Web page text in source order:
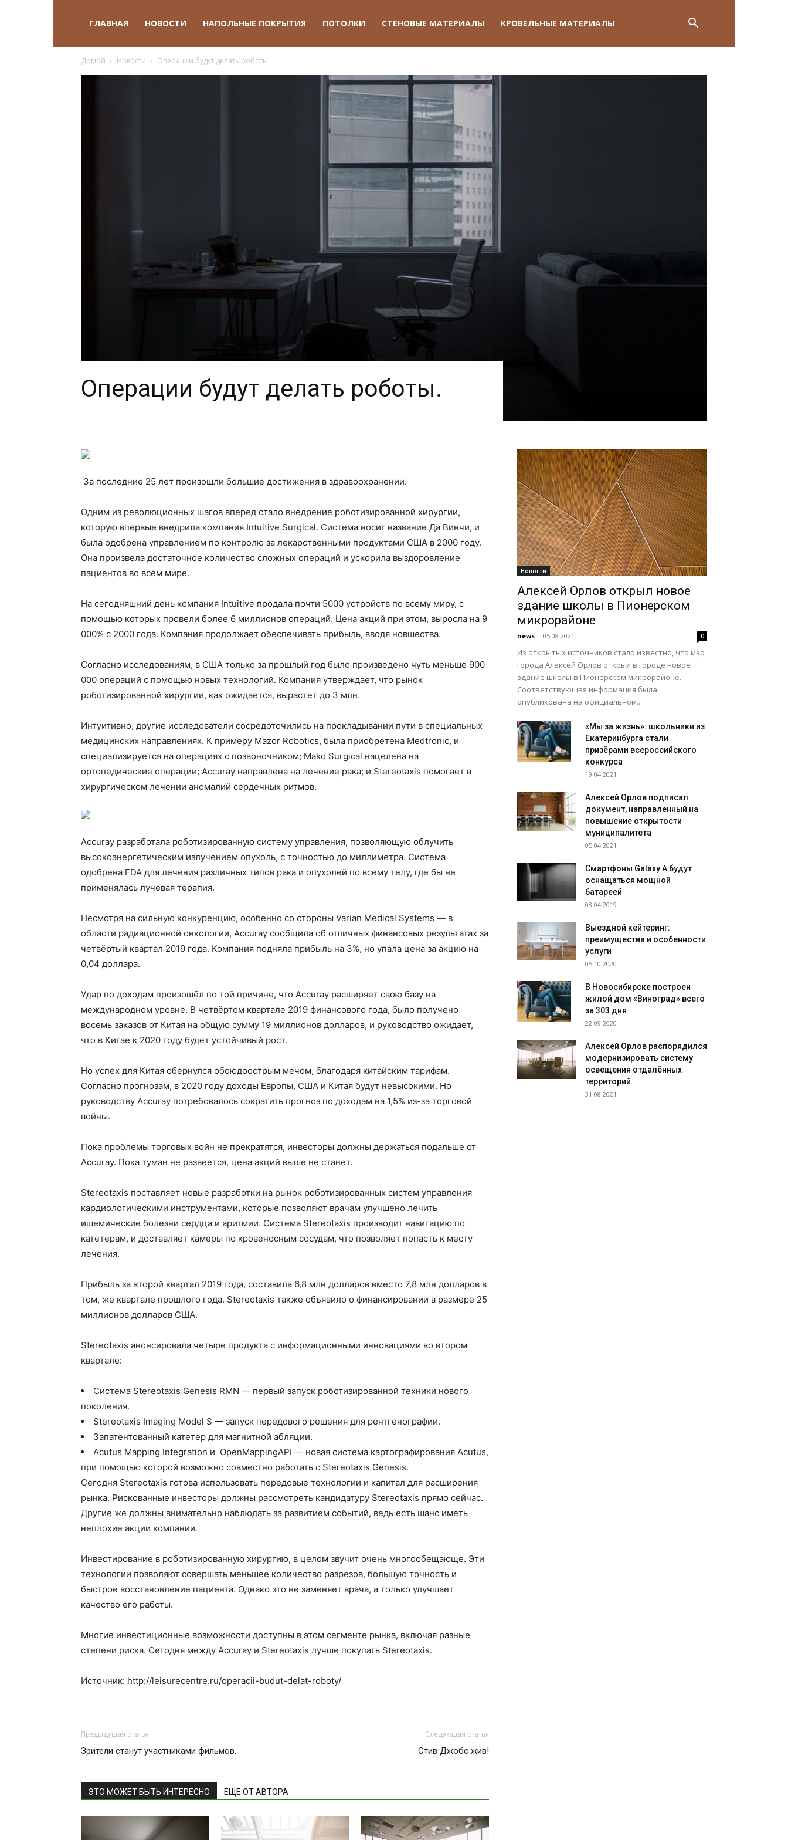
ГЛАВНАЯ НОВОСТИ НАПОЛЬНЫЕ ПОКРЫТИЯ ПОТОЛКИ СТЕНОВЫЕ МАТЕРИАЛЫ КРОВЕЛЬНЫЕ МАТЕРИАЛЫ
Домой Новости Операции будут делать роботы.
Операции будут делать роботы.
За последние 25 лет произошли большие достижения в здравоохранении.
Одним из революционных шагов вперед стало внедрение роботизированной хирургии,
которую впервые внедрила компания Intuitive Surgical. Система носит название Да Винчи, и
была одобрена управлением по контролю за лекарственными продуктами США в 2000 году.
Она произвела достаточное количество сложных операций и ускорила выздоровление
пациентов во всём мире.
На сегодняшний день компания Intuitive продала почти 5000 устройств по всему миру, с
помощью которых провели более 6 миллионов операций. Цена акций при этом, выросла на 9
000% с 2000 года. Компания продолжает обеспечивать прибыль, вводя новшества.
Согласно исследованиям, в США только за прошлый год было произведено чуть меньше 900
000 операций с помощью новых технологий. Компания утверждает, что рынок
роботизированной хирургии, как ожидается, вырастет до 3 млн.
Интуитивно, другие исследователи сосредоточились на прокладывании пути в специальных
медицинских направлениях. К примеру Mazor Robotics, была приобретена Medtronic, и
специализируется на операциях с позвоночником; Mako Surgical нацелена на
ортопедические операции; Accuray направлена на лечение рака; и Stereotaxis помогает в
хирургическом лечении аномалий сердечных ритмов.
Accuray разработала роботизированную систему управления, позволяющую облучить
высокоэнергетическим излучением опухоль, с точностью до миллиметра. Система
одобрена FDA для лечения различных типов рака и опухолей по всему телу, где бы не
применялась лучевая терапия.
Несмотря на сильную конкуренцию, особенно со стороны Varian Medical Systems — в
области радиационной онкологии, Accuray сообщила об отличных финансовых результатах за
четвёртый квартал 2019 года. Компания подняла прибыль на 3%, но упала цена за акцию на
0,04 доллара.
Удар по доходам произошёл по той причине, что Accuray расширяет свою базу на
международном уровне. В четвёртом квартале 2019 финансового года, было получено
восемь заказов от Китая на общую сумму 19 миллионов долларов, и руководство ожидает,
что в Китае к 2020 году будет устойчивый рост.
Но успех для Китая обернулся обоюдоострым мечом, благодаря китайским тарифам.
Согласно прогнозам, в 2020 году доходы Европы, США и Китая будут невысокими. Но
руководству Accuray потребовалось сократить прогноз по доходам на 1,5% из-за торговой
войны.
Пока проблемы торговых войн не прекратятся, инвесторы должны держаться подальше от
Accuray. Пока туман не развеется, цена акций выше не станет.
Stereotaxis поставляет новые разработки на рынок роботизированных систем управления
кардиологическими инструментами, которые позволяют врачам улучшено лечить
ишемические болезни сердца и аритмии. Система Stereotaxis производит навигацию по
катетерам, и доставляет камеры по кровеносным сосудам, что позволяет попасть к месту
лечения.
Прибыль за второй квартал 2019 года, составила 6,8 млн долларов вместо 7,8 млн долларов в
том, же квартале прошлого года. Stereotaxis также объявило о финансировании в размере 25
миллионов долларов США.
Stereotaxis анонсировала четыре продукта с информационными инновациями во втором
квартале:
Система Stereotaxis Genesis RMN — первый запуск роботизированной техники нового
поколения.
Stereotaxis Imaging Model S — запуск передового решения для рентгенографии.
Запатентованный катетер для магнитной абляции.
Acutus Mapping Integration и OpenMappingAPI — новая система картографирования Acutus,
при помощью которой возможно совместно работать с Stereotaxis Genesis.
Сегодня Stereotaxis готова использовать передовые технологии и капитал для расширения
рынка. Рискованные инвесторы должны рассмотреть кандидатуру Stereotaxis прямо сейчас.
Другие же должны внимательно наблюдать за развитием событий, ведь есть шанс иметь
неплохие акции компании.
Инвестирование в роботизированную хирургию, в целом звучит очень многообещающе. Эти
технологии позволяют совершать меньшее количество разрезов, большую точность и
быстрое восстановление пациента. Однако это не заменяет врача, а только улучшает
качество его работы.
Многие инвестиционные возможности доступны в этом сегменте рынка, включая разные
степени риска. Сегодня между Accuray и Stereotaxis лучше покупать Stereotaxis.
Источник: http://leisurecentre.ru/operacii-budut-delat-roboty/
Предыдущая статья
Зрители станут участниками фильмов.
Следующая статья
Стив Джобс жив!
ЭТО МОЖЕТ БЫТЬ ИНТЕРЕСНО ЕЩЕ ОТ АВТОРА
Новости
Алексей Орлов открыл новое
здание школы в Пионерском
микрорайоне
news - 05.08.2021 0
Из открытых источников стало известно, что мэр
города Алексей Орлов открыл в городе новое
здание школы в Пионерском микрорайоне.
Соответствующая информация была
опубликована на официальном...
«Мы за жизнь»: школьники из
Екатеринбурга стали
призёрами всероссийского
конкурса
19.04.2021
Алексей Орлов подписал
документ, направленный на
повышение открытости
муниципалитета
05.04.2021
Смартфоны Galaxy A будут
оснащаться мощной
батареей
08.04.2019
Выездной кейтеринг:
преимущества и особенности
услуги
05.10.2020
В Новосибирске построен
жилой дом «Виноград» всего
за 303 дня
22.09.2020
Алексей Орлов распорядился
модернизировать систему
освещения отдалённых
территорий
31.08.2021